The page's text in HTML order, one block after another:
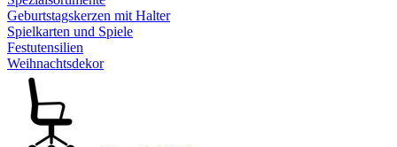
Geburtstagskerzen mit Halter
Spielkarten und Spiele
Festutensilien
Weihnachtsdekor